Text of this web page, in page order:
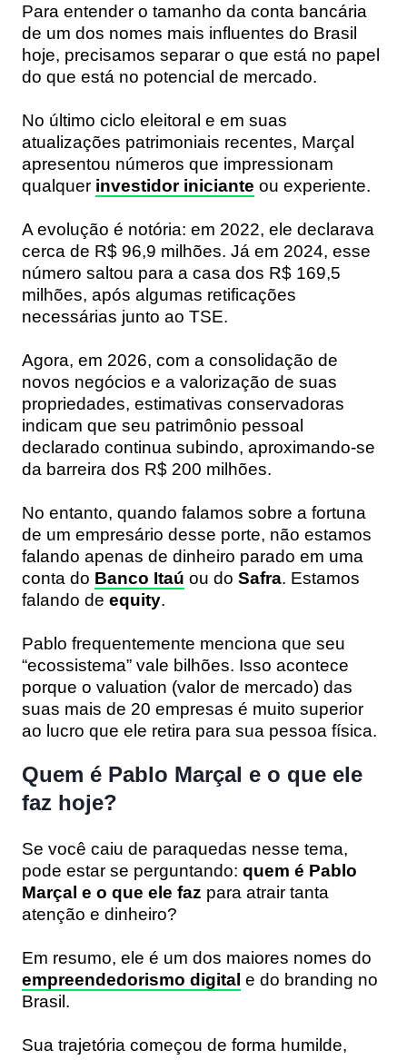
Para entender o tamanho da conta bancária
de um dos nomes mais influentes do Brasil
hoje, precisamos separar o que está no papel
do que está no potencial de mercado.
No último ciclo eleitoral e em suas
atualizações patrimoniais recentes, Marçal
apresentou números que impressionam
qualquer investidor iniciante ou experiente.
A evolução é notória: em 2022, ele declarava
cerca de R$ 96,9 milhões. Já em 2024, esse
número saltou para a casa dos R$ 169,5
milhões, após algumas retificações
necessárias junto ao TSE.
Agora, em 2026, com a consolidação de
novos negócios e a valorização de suas
propriedades, estimativas conservadoras
indicam que seu patrimônio pessoal
declarado continua subindo, aproximando-se
da barreira dos R$ 200 milhões.
No entanto, quando falamos sobre a fortuna
de um empresário desse porte, não estamos
falando apenas de dinheiro parado em uma
conta do Banco Itaú ou do Safra. Estamos
falando de equity.
Pablo frequentemente menciona que seu
“ecossistema” vale bilhões. Isso acontece
porque o valuation (valor de mercado) das
suas mais de 20 empresas é muito superior
ao lucro que ele retira para sua pessoa física.
Quem é Pablo Marçal e o que ele
faz hoje?
Se você caiu de paraquedas nesse tema,
pode estar se perguntando: quem é Pablo
Marçal e o que ele faz para atrair tanta
atenção e dinheiro?
Em resumo, ele é um dos maiores nomes do
empreendedorismo digital e do branding no
Brasil.
Sua trajetória começou de forma humilde,